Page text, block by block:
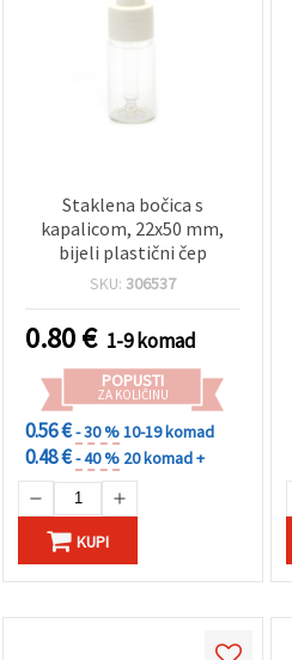
Staklena bočica s
kapalicom, 22x50 mm,
bijeli plastični čep
SKU: 306537
0.80€ 1-9 komad
POPUSTI
ZA KOLIČINU
0.56 €- 30 %10-19 komad
0.48 €- 40 % 20 komad +
KUPI